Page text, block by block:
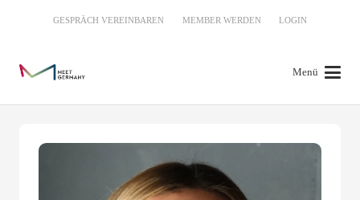
GESPRÄCH VEREINBAREN MEMBER WERDEN LOGIN
Menü